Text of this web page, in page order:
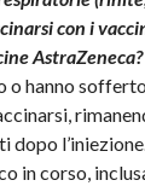
con i
AstraZeneca?
o hanno
l’iniezione.
in corso,